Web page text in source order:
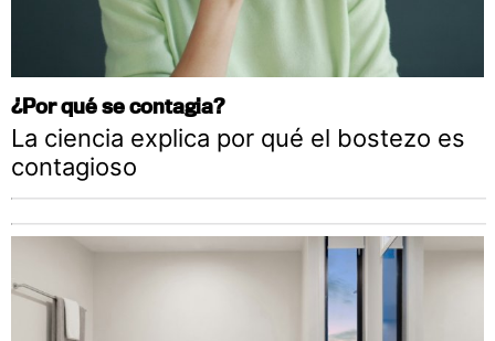
¿Por qué se contagia?
La ciencia explica por qué el bostezo es
contagioso